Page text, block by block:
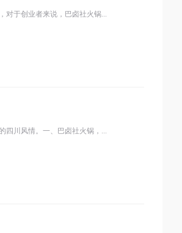
对于创业者来说，巴卤社火锅...
四川风情。一、巴卤社火锅，...